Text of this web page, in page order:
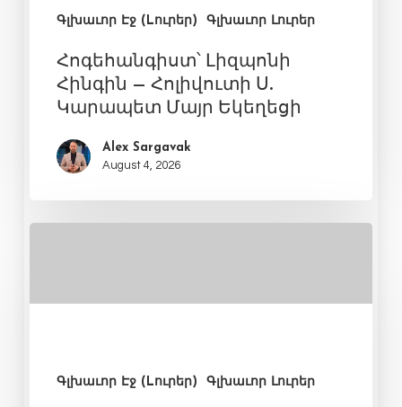
Գլխաւոր Էջ (Lուրեր) Գլխաւոր Լուրեր
Հոգեհանգիստ՝ Լիզպոնի
Հինգին – Հոլիվուտի Ս.
Կարապետ Մայր Եկեղեցի
Alex Sargavak
August 4, 2026
Գլխաւոր Էջ (Lուրեր) Գլխաւոր Լուրեր